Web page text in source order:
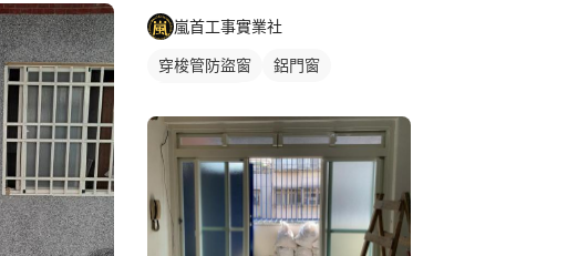
嵐首工事實業社
穿梭管防盜窗
鋁門窗